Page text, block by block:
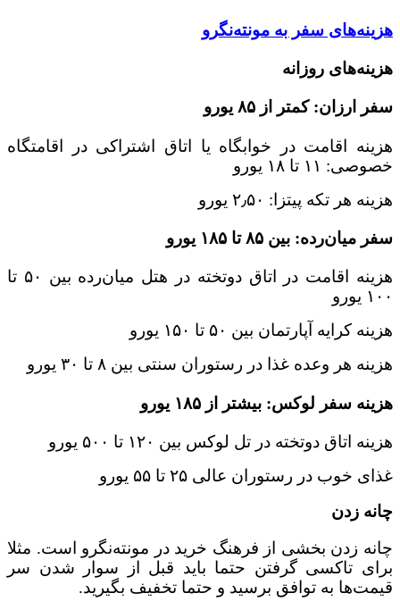
هزینه‌های سفر به مونته‌نگرو
هزینه‌های روزانه
سفر ارزان: کمتر از ۸۵ یورو
هزینه اقامت در خوابگاه یا اتاق اشتراکی در اقامتگاه
خصوصی: ۱۱ تا ۱۸ یورو
هزینه هر تکه پیتزا: ۲٫۵۰ یورو
سفر میان‌رده: بین ۸۵ تا ۱۸۵ یورو
هزینه اقامت در اتاق دوتخته در هتل میان‌رده بین ۵۰ تا
۱۰۰ یورو
هزینه کرایه آپارتمان بین ۵۰ تا ۱۵۰ یورو
هزینه هر وعده غذا در رستوران سنتی بین ۸ تا ۳۰ یورو
هزینه سفر لوکس: بیشتر از ۱۸۵ یورو
هزینه اتاق دوتخته در تل لوکس بین ۱۲۰ تا ۵۰۰ یورو
غذای خوب در رستوران عالی ۲۵ تا ۵۵ یورو
چانه زدن
چانه زدن بخشی از فرهنگ خرید در مونته‌نگرو است. مثلا
برای تاکسی گرفتن حتما باید قبل از سوار شدن سر
قیمت‌ها به توافق برسید و حتما تخفیف بگیرید.